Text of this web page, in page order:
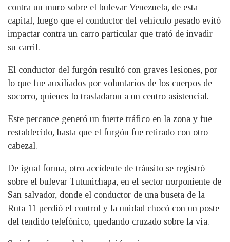
contra un muro sobre el bulevar Venezuela, de esta
capital, luego que el conductor del vehículo pesado evitó
impactar contra un carro particular que trató de invadir
su carril.
El conductor del furgón resultó con graves lesiones, por
lo que fue auxiliados por voluntarios de los cuerpos de
socorro, quienes lo trasladaron a un centro asistencial.
Este percance generó un fuerte tráfico en la zona y fue
restablecido, hasta que el furgón fue retirado con otro
cabezal.
De igual forma, otro accidente de tránsito se registró
sobre el bulevar Tutunichapa, en el sector norponiente de
San salvador, donde el conductor de una buseta de la
Ruta 11 perdió el control y la unidad chocó con un poste
del tendido telefónico, quedando cruzado sobre la vía.